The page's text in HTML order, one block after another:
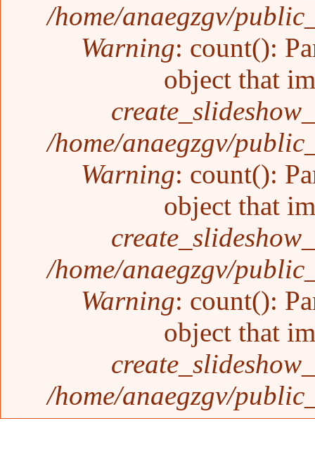
/home/anaegzgv/
Warning: count():
object that
/home/anaegzgv/
Warning: count():
object that
/home/anaegzgv/
Warning: count():
object that
/home/anaegzgv/